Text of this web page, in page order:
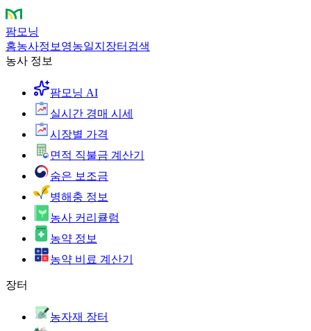
팜모닝
홈농사정보 영농일지 장터 검색
농사 정보
팜모닝 AI
실시간 경매 시세
시장별 가격
면적 직불금 계산기
숨은 보조금
병해충 정보
농사 커리큘럼
농약 정보
농약 비료 계산기
장터
농자재 장터